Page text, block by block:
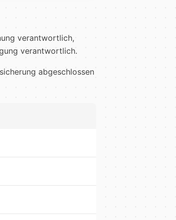
verantwortlich,
verantwortlich.
abgeschlossen